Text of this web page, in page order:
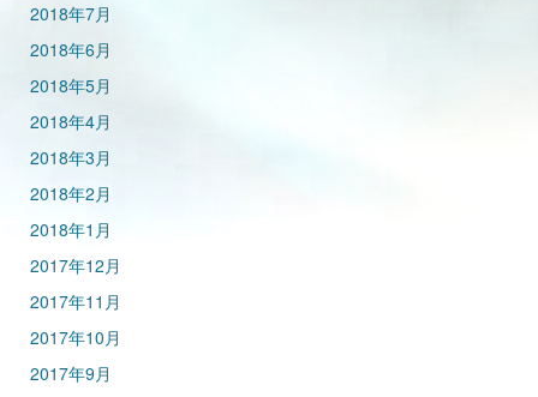
2018年7月
2018年6月
2018年5月
2018年4月
2018年3月
2018年2月
2018年1月
2017年12月
2017年11月
2017年10月
2017年9月